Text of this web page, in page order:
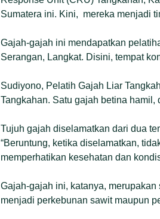
Sumatera ini. Kini, mereka menjadi
Gajah-gajah ini mendapatkan
Serangan, Langkat. Disini, tempat
Sudiyono, Pelatih Gajah Liar
Tangkahan. Satu gajah betina
Tujuh gajah diselamatkan dari dua
“Beruntung, ketika diselamatkan,
memperhatikan kesehatan dan
Gajah-gajah ini, katanya,
menjadi perkebunan sawit maupun